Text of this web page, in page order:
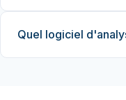
Quel logiciel